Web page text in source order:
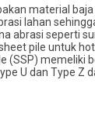
material
lahan
abrasi seperti
pile untuk
(SSP) memeliki
U dan Type Z